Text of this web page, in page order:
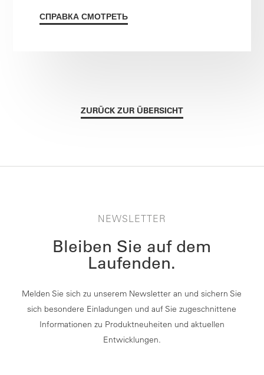
СПРАВКА СМОТРЕТЬ
ZURÜCK ZUR ÜBERSICHT
NEWSLETTER
Bleiben Sie auf dem
Laufenden.
Melden Sie sich zu unserem Newsletter an und sichern Sie
sich besondere Einladungen und auf Sie zugeschnittene
Informationen zu Produktneuheiten und aktuellen
Entwicklungen.